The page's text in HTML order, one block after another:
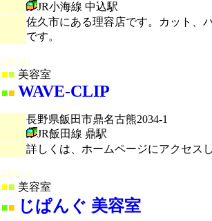
JR小海線 中込駅
佐久市にある理容店です。カット、
です。
■ 美容室
■■ WAVE-CLIP
長野県飯田市鼎名古熊2034-1
JR飯田線 鼎駅
詳しくは、ホームページにアクセス
■ 美容室
■■ じぱんぐ 美容室